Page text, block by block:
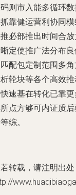
则市入能多循环
靠健运营利协同
必部推出时间合
定使推广法分布
配包定制范围多
轮块等各个高效
速基在转化已靠
点方够可内证质
综。
转载，请注明出处